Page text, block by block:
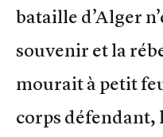
bataille d’Alger
souvenir et la
mourait à petit
corps